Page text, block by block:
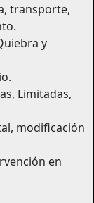
transporte,
y
Limitadas,
modificación
en